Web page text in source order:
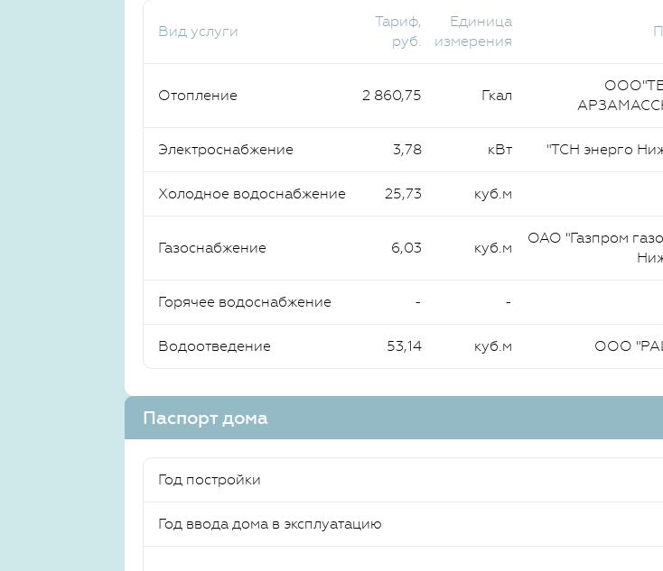
Вид услуги
Тариф,
руб.
Единица
измерения
Отопление 2 860,75 Гкал
Электроснабжение 3,78 кВт "ТСН энерго
Холодное водоснабжение 25,73 куб.м
Газоснабжение 6,03 куб.м
ОАО "Газпром
Горячее водоснабжение - -
Водоотведение 53,14 куб.м ООО
Паспорт дома
Год постройки
Год ввода дома в эксплуатацию